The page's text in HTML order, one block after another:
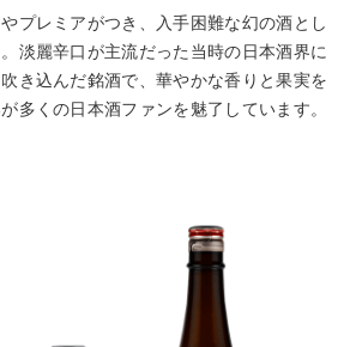
プレミアがつき、入手困難な幻の酒とし
淡麗辛口が主流だった当時の日本酒界に
き込んだ銘酒で、華やかな香りと果実を
多くの日本酒ファンを魅了しています。